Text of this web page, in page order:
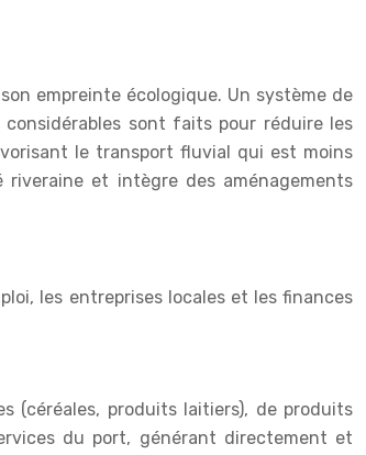
empreinte écologique. Un système de
sont faits pour réduire les
le transport fluvial qui est moins
et intègre des aménagements
les entreprises locales et les finances
(céréales, produits laitiers), de produits
du port, générant directement et